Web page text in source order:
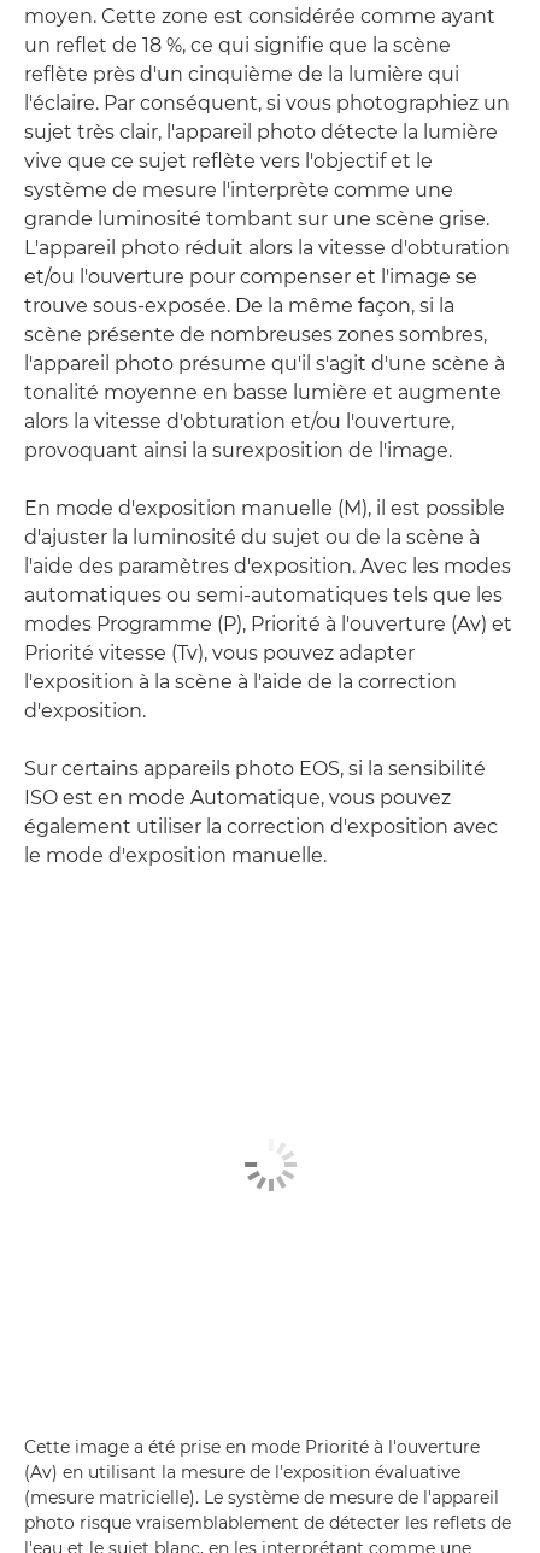
moyen. Cette zone est considérée comme ayant
un reflet de 18 %, ce qui signifie que la scène
reflète près d'un cinquième de la lumière qui
l'éclaire. Par conséquent, si vous photographiez un
sujet très clair, l'appareil photo détecte la lumière
vive que ce sujet reflète vers l'objectif et le
système de mesure l'interprète comme une
grande luminosité tombant sur une scène grise.
L'appareil photo réduit alors la vitesse d'obturation
et/ou l'ouverture pour compenser et l'image se
trouve sous-exposée. De la même façon, si la
scène présente de nombreuses zones sombres,
l'appareil photo présume qu'il s'agit d'une scène à
tonalité moyenne en basse lumière et augmente
alors la vitesse d'obturation et/ou l'ouverture,
provoquant ainsi la surexposition de l'image.
En mode d'exposition manuelle (M), il est possible
d'ajuster la luminosité du sujet ou de la scène à
l'aide des paramètres d'exposition. Avec les modes
automatiques ou semi-automatiques tels que les
modes Programme (P), Priorité à l'ouverture (Av) et
Priorité vitesse (Tv), vous pouvez adapter
l'exposition à la scène à l'aide de la correction
d'exposition.
Sur certains appareils photo EOS, si la sensibilité
ISO est en mode Automatique, vous pouvez
également utiliser la correction d'exposition avec
le mode d'exposition manuelle.
Cette image a été prise en mode Priorité à l'ouverture
(Av) en utilisant la mesure de l'exposition évaluative
(mesure matricielle). Le système de mesure de l'appareil
photo risque vraisemblablement de détecter les reflets de
l'eau et le sujet blanc, en les interprétant comme une